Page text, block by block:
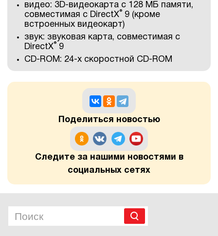
видео: 3D-видеокарта с 128 МБ памяти,
совместимая с DirectX® 9 (кроме
встроенных видеокарт)
звук: звуковая карта, совместимая с
DirectX® 9
CD-ROM: 24-х скоростной CD-ROM
Поделиться новостью
Следите за нашими новостями в
социальных сетях